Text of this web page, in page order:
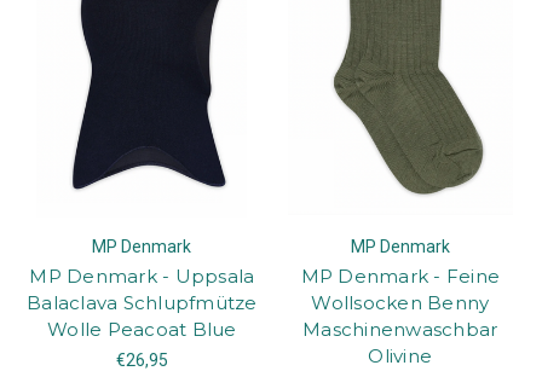
MP Denmark
MP Denmark - Uppsala
Balaclava Schlupfmütze
Wolle Peacoat Blue
€26,95
MP Denmark
MP Denmark - Feine
Wollsocken Benny
Maschinenwaschbar
Olivine